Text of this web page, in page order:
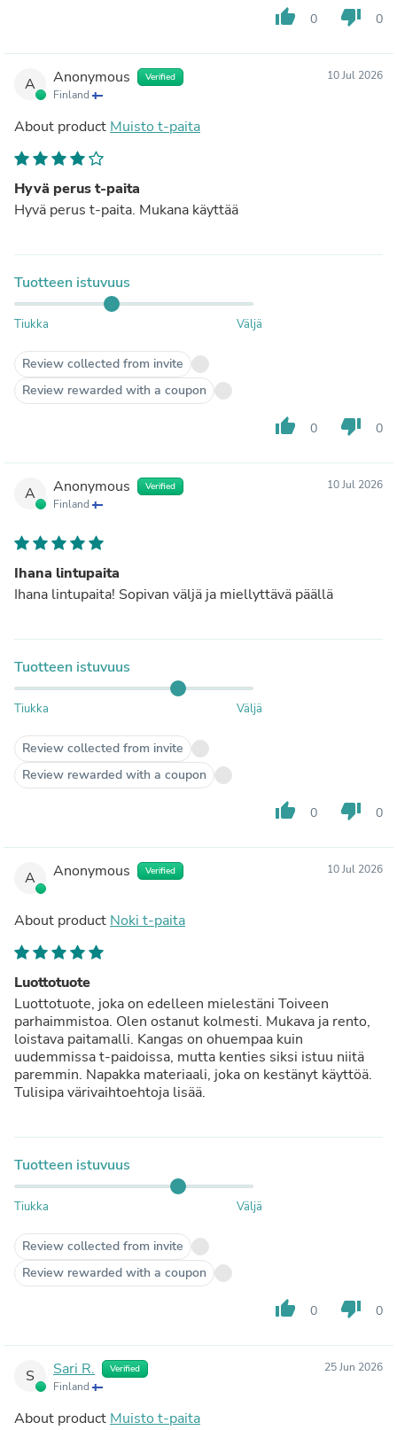
thumb_up 0 thumb_down 0
A Anonymous Verified
Finland
10 Jul 2026
About product Muisto t-paita
Hyvä perus t-paita
Hyvä perus t-paita. Mukana käyttää
Tuotteen istuvuus
Tiukka Väljä
Review collected from invite
Review rewarded with a coupon
thumb_up 0 thumb_down 0
A Anonymous Verified
Finland
10 Jul 2026
Ihana lintupaita
Ihana lintupaita! Sopivan väljä ja miellyttävä päällä
Tuotteen istuvuus
Tiukka Väljä
Review collected from invite
Review rewarded with a coupon
thumb_up 0 thumb_down 0
A Anonymous Verified 10 Jul 2026
About product Noki t-paita
Luottotuote
Luottotuote, joka on edelleen mielestäni Toiveen
parhaimmistoa. Olen ostanut kolmesti. Mukava ja rento,
loistava paitamalli. Kangas on ohuempaa kuin
uudemmissa t-paidoissa, mutta kenties siksi istuu niitä
paremmin. Napakka materiaali, joka on kestänyt käyttöä.
Tulisipa värivaihtoehtoja lisää.
Tuotteen istuvuus
Tiukka Väljä
Review collected from invite
Review rewarded with a coupon
thumb_up 0 thumb_down 0
S Sari R. Verified
Finland
25 Jun 2026
About product Muisto t-paita